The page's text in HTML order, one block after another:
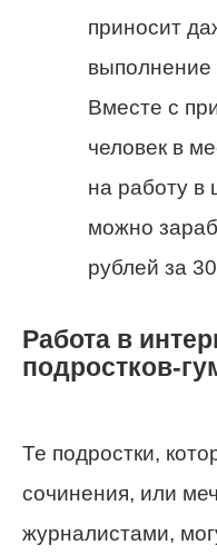
приносит
выполнение
Вместе с
человек в
на работу в
можно
рублей за
Работа в
подростков-
Те подростки,
сочинения, или
журналистами,